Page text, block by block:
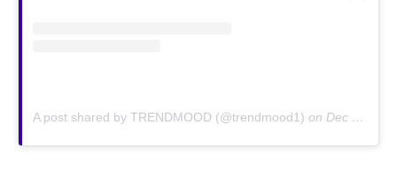
A post shared by TRENDMOOD (@trendmood1) on Dec 26, 2018 at 9:44am PST